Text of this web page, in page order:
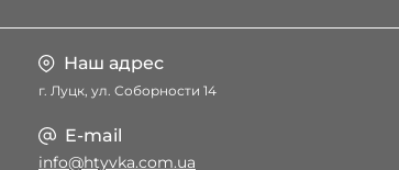
Наш адрес
г. Луцк, ул. Соборности 14
E-mail
info@htyvka.com.ua